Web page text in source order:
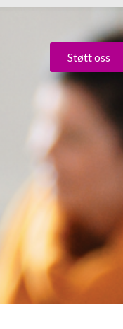
Støtt oss